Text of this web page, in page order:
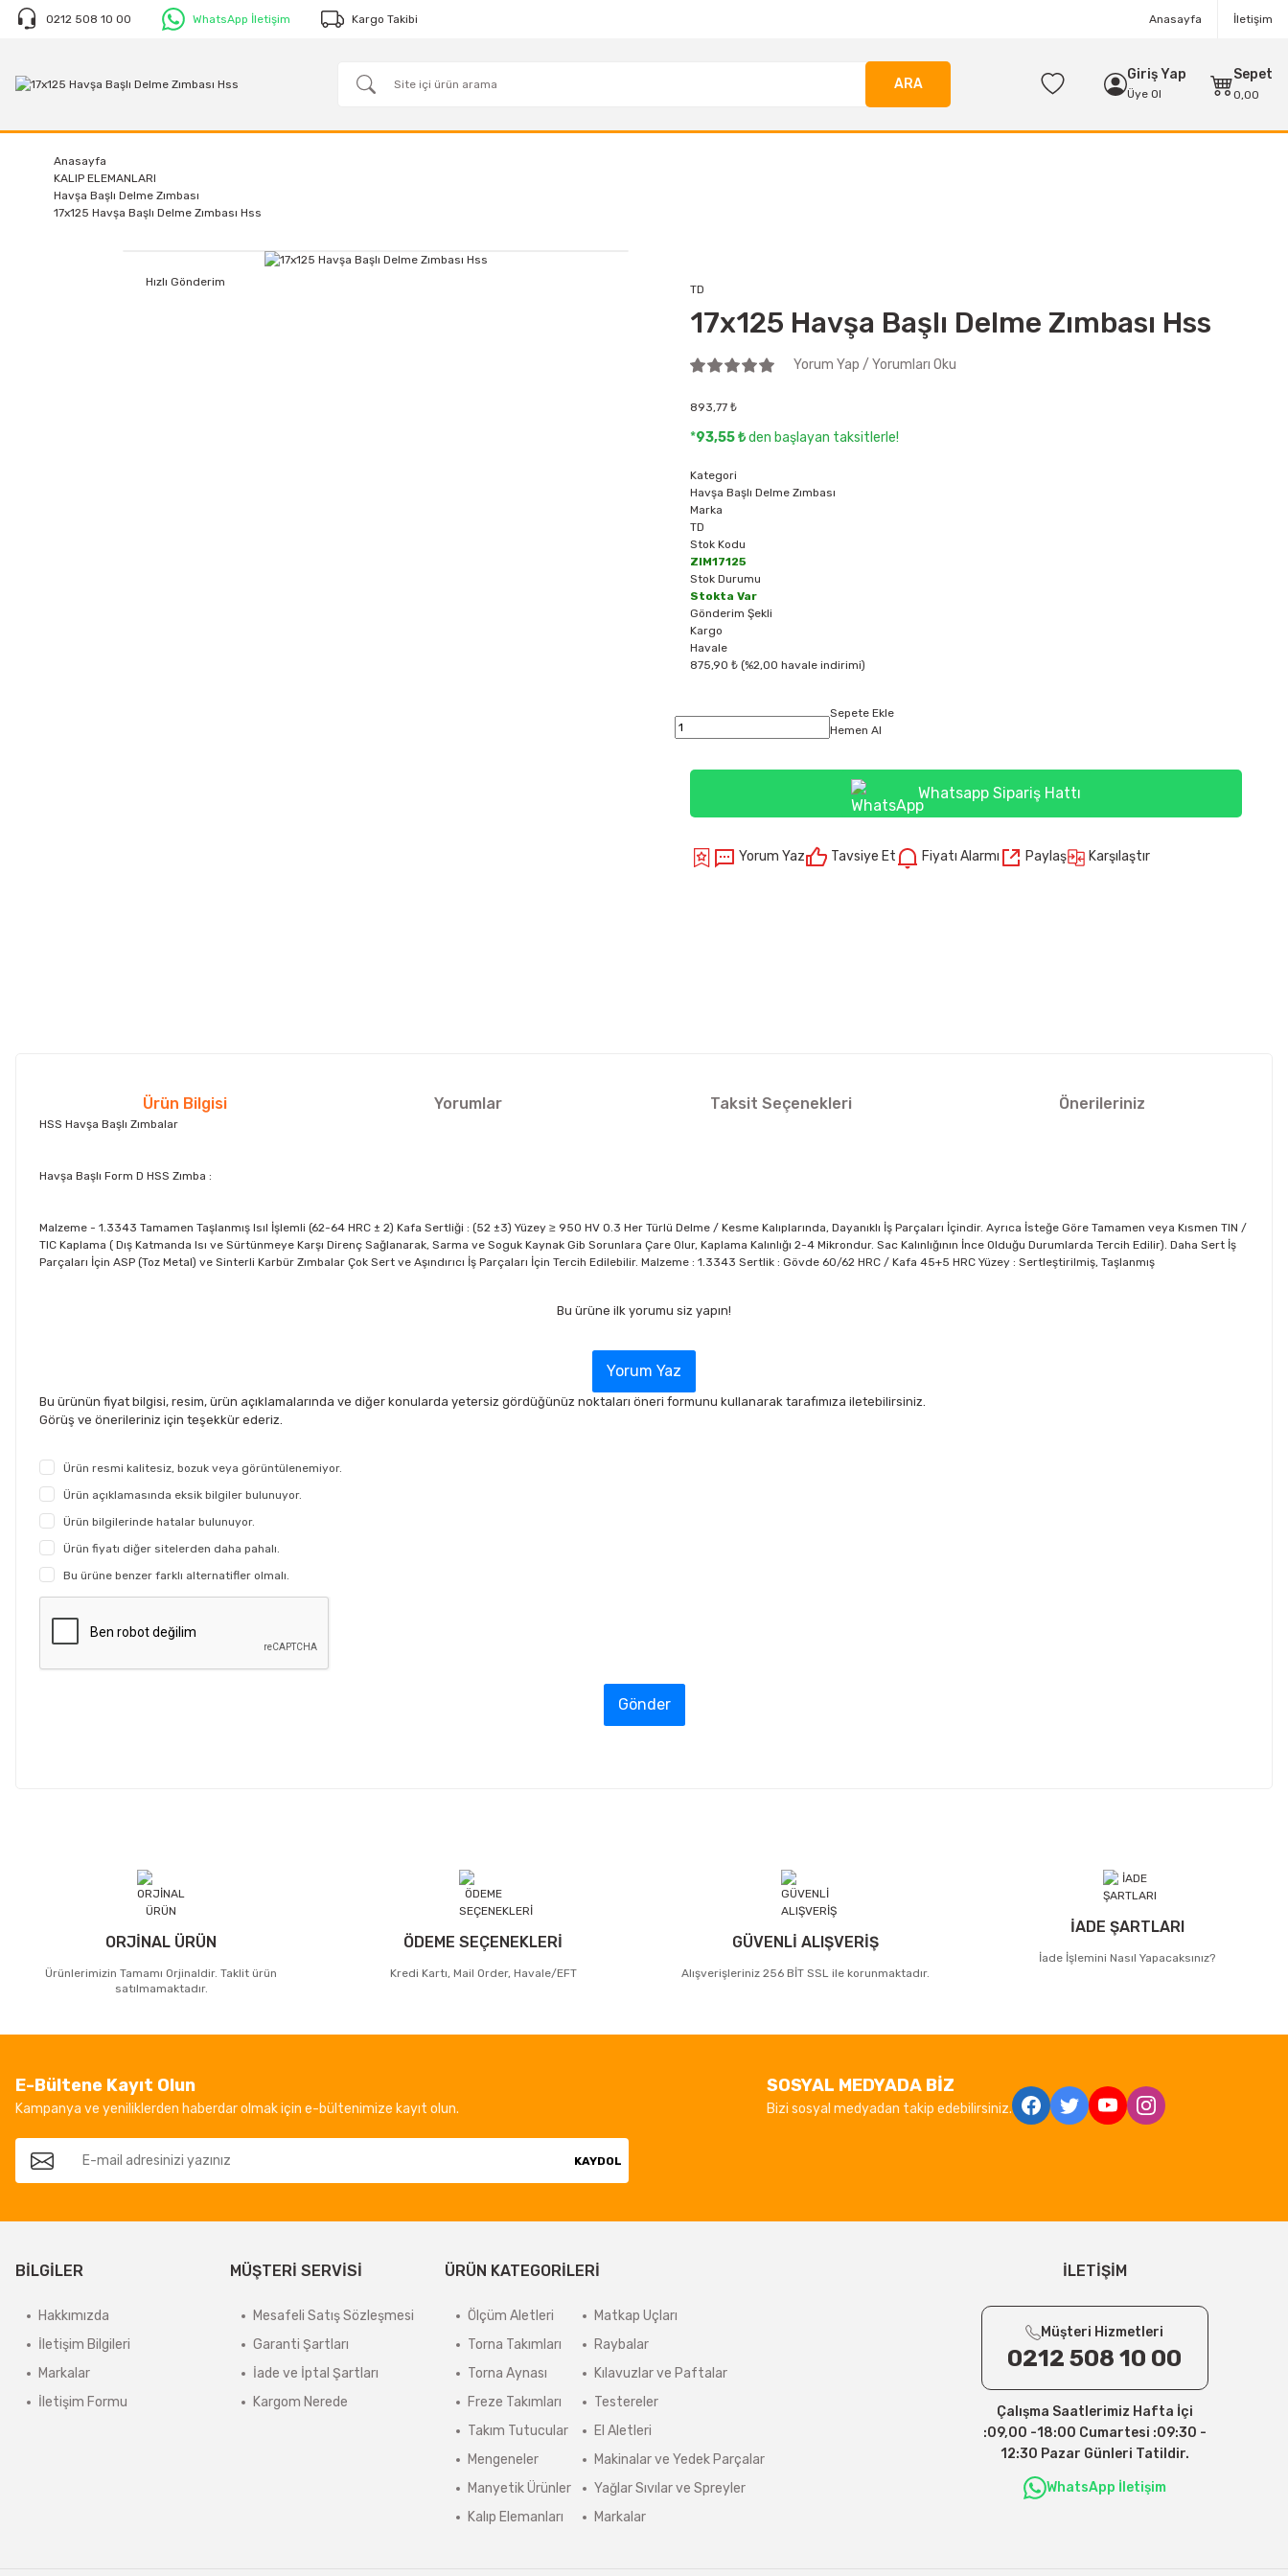
0212 508 10 00 WhatsApp İletişim Kargo Takibi Anasayfa İletişim
ARA
Giriş Yap
Üye Ol
Sepet
0,00
Anasayfa
KALIP ELEMANLARI
Havşa Başlı Delme Zımbası
17x125 Havşa Başlı Delme Zımbası Hss
Hızlı Gönderim
TD
17x125 Havşa Başlı Delme Zımbası Hss
Yorum Yap / Yorumları Oku
893,77 ₺
*93,55 ₺den başlayan taksitlerle!
Kategori
Havşa Başlı Delme Zımbası
Marka
TD
Stok Kodu
ZIM17125
Stok Durumu
Stokta Var
Gönderim Şekli
Kargo
Havale
875,90 ₺ (%2,00 havale indirimi)
Sepete Ekle
Hemen Al
Whatsapp Sipariş Hattı
Yorum Yaz Tavsiye Et Fiyatı Alarmı Paylaş Karşılaştır
Ürün Bilgisi Yorumlar Taksit Seçenekleri Önerileriniz
HSS Havşa Başlı Zımbalar
Havşa Başlı Form D HSS Zımba :
Malzeme - 1.3343 Tamamen Taşlanmış Isıl İşlemli (62-64 HRC ± 2) Kafa Sertliği : (52 ±3) Yüzey ≥ 950 HV 0.3 Her Türlü Delme / Kesme Kalıplarında, Dayanıklı İş Parçaları İçindir. Ayrıca İsteğe Göre Tamamen veya Kısmen TIN /
TIC Kaplama ( Dış Katmanda Isı ve Sürtünmeye Karşı Direnç Sağlanarak, Sarma ve Soguk Kaynak Gib Sorunlara Çare Olur, Kaplama Kalınlığı 2-4 Mikrondur. Sac Kalınlığının İnce Olduğu Durumlarda Tercih Edilir). Daha Sert İş
Parçaları İçin ASP (Toz Metal) ve Sinterli Karbür Zımbalar Çok Sert ve Aşındırıcı İş Parçaları İçin Tercih Edilebilir. Malzeme : 1.3343 Sertlik : Gövde 60/62 HRC / Kafa 45+5 HRC Yüzey : Sertleştirilmiş, Taşlanmış
Bu ürüne ilk yorumu siz yapın!
Yorum Yaz
Bu ürünün fiyat bilgisi, resim, ürün açıklamalarında ve diğer konularda yetersiz gördüğünüz noktaları öneri formunu kullanarak tarafımıza iletebilirsiniz.
Görüş ve önerileriniz için teşekkür ederiz.
Ürün resmi kalitesiz, bozuk veya görüntülenemiyor.
Ürün açıklamasında eksik bilgiler bulunuyor.
Ürün bilgilerinde hatalar bulunuyor.
Ürün fiyatı diğer sitelerden daha pahalı.
Bu ürüne benzer farklı alternatifler olmalı.
Gönder
ORJİNAL ÜRÜN
Ürünlerimizin Tamamı Orjinaldir. Taklit ürün
satılmamaktadır.
ÖDEME SEÇENEKLERİ
Kredi Kartı, Mail Order, Havale/EFT
GÜVENLİ ALIŞVERİŞ
Alışverişleriniz 256 BİT SSL ile korunmaktadır.
İADE ŞARTLARI
İade İşlemini Nasıl Yapacaksınız?
E-Bültene Kayıt Olun
Kampanya ve yeniliklerden haberdar olmak için e-bültenimize kayıt olun.
KAYDOL
SOSYAL MEDYADA BİZ
Bizi sosyal medyadan takip edebilirsiniz.
BİLGİLER
Hakkımızda
İletişim Bilgileri
Markalar
İletişim Formu
MÜŞTERİ SERVİSİ
Mesafeli Satış Sözleşmesi
Garanti Şartları
İade ve İptal Şartları
Kargom Nerede
ÜRÜN KATEGORİLERİ
Ölçüm Aletleri
Torna Takımları
Torna Aynası
Freze Takımları
Takım Tutucular
Mengeneler
Manyetik Ürünler
Kalıp Elemanları
Matkap Uçları
Raybalar
Kılavuzlar ve Paftalar
Testereler
El Aletleri
Makinalar ve Yedek Parçalar
Yağlar Sıvılar ve Spreyler
Markalar
İLETİŞİM
Müşteri Hizmetleri
0212 508 10 00
Çalışma Saatlerimiz Hafta İçi
:09,00 -18:00 Cumartesi :09:30 -
12:30 Pazar Günleri Tatildir.
WhatsApp İletişim